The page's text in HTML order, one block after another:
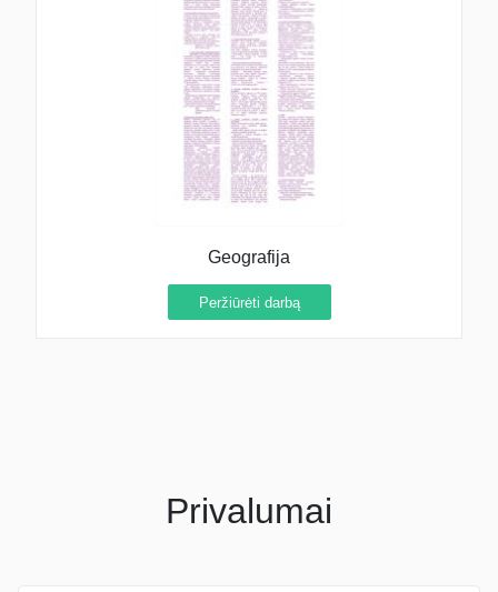
Geografija
Peržiūrėti darbą
Privalumai